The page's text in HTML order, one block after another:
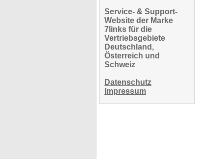
Service- & Support-
Website der Marke
7links für die
Vertriebsgebiete
Deutschland,
Österreich und
Schweiz
Datenschutz
Impressum